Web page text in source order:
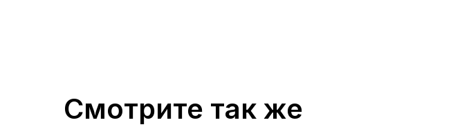
Смотрите так же